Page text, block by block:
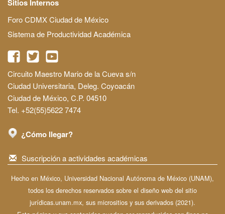
Sitios Internos
Foro CDMX Ciudad de México
Sistema de Productividad Académica
Circuito Maestro Mario de la Cueva s/n
Ciudad Universitaria, Deleg. Coyoacán
Ciudad de México, C.P. 04510
Tel. +52(55)5622 7474
¿Cómo llegar?
Suscripción a actividades académicas
Hecho en México, Universidad Nacional Autónoma de México (UNAM),
todos los derechos reservados sobre el diseño web del sitio
jurídicas.unam.mx, sus micrositios y sus derivados (2021).